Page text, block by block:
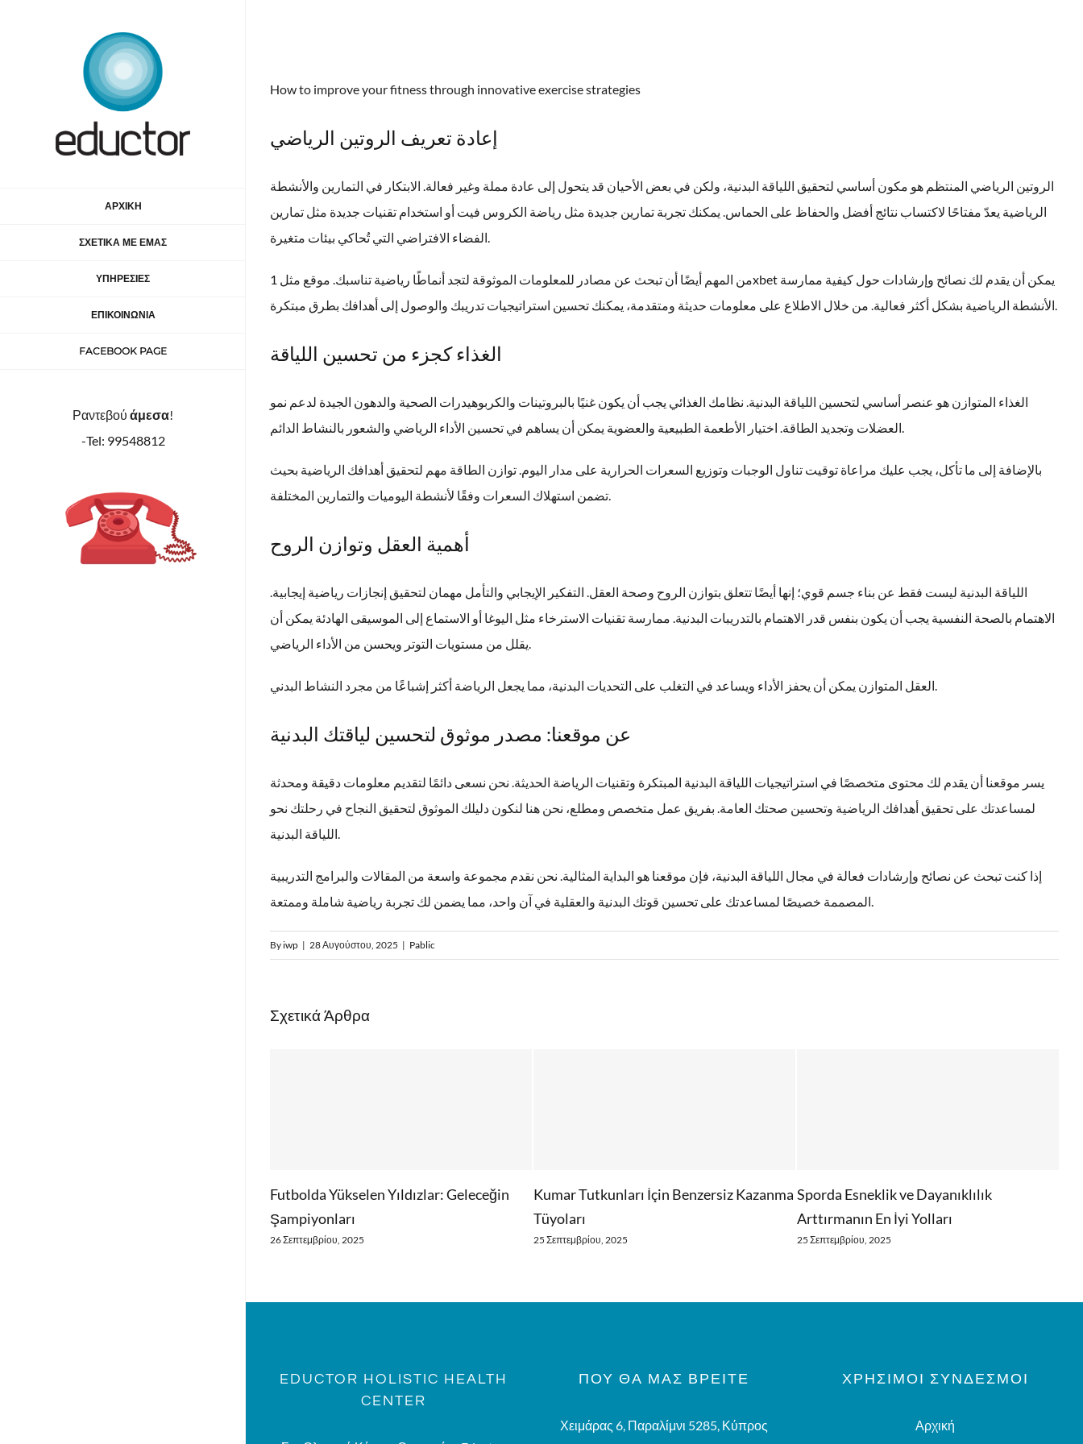
ΑΡΧΙΚΗ
ΣΧΕΤΙΚΑ ΜΕ ΕΜΑΣ
ΥΠΗΡΕΣΙΕΣ
ΕΠΙΚΟΙΝΩΝΙΑ
FACEBOOK PAGE
Ραντεβού άμεσα!
-Tel: 99548812
How to improve your fitness through innovative exercise strategies
إعادة تعريف الروتين الرياضي
الروتين الرياضي المنتظم هو مكون أساسي لتحقيق اللياقة البدنية، ولكن في بعض الأحيان قد يتحول إلى عادة مملة وغير فعالة. الابتكار في التمارين والأنشطة
الرياضية يعدّ مفتاحًا لاكتساب نتائج أفضل والحفاظ على الحماس. يمكنك تجربة تمارين جديدة مثل رياضة الكروس فيت أو استخدام تقنيات جديدة مثل تمارين
الفضاء الافتراضي التي تُحاكي بيئات متغيرة.
من المهم أيضًا أن تبحث عن مصادر للمعلومات الموثوقة لتجد أنماطًا رياضية تناسبك. موقع مثل1xbet
الأنشطة الرياضية بشكل أكثر فعالية. من خلال الاطلاع على معلومات حديثة ومتقدمة، يمكنك تحسين استراتيجيات تدريبك والوصول إلى أهدافك بطرق مبتكرة.
الغذاء كجزء من تحسين اللياقة
الغذاء المتوازن هو عنصر أساسي لتحسين اللياقة البدنية. نظامك الغذائي يجب أن يكون غنيًا بالبروتينات والكربوهيدرات الصحية والدهون الجيدة لدعم نمو
العضلات وتجديد الطاقة. اختيار الأطعمة الطبيعية والعضوية يمكن أن يساهم في تحسين الأداء الرياضي والشعور بالنشاط الدائم.
بالإضافة إلى ما تأكل، يجب عليك مراعاة توقيت تناول الوجبات وتوزيع السعرات الحرارية على مدار اليوم. توازن الطاقة مهم لتحقيق أهدافك الرياضية بحيث
تضمن استهلاك السعرات وفقًا لأنشطة اليوميات والتمارين المختلفة.
أهمية العقل وتوازن الروح
اللياقة البدنية ليست فقط عن بناء جسم قوي؛ إنها أيضًا تتعلق بتوازن الروح وصحة العقل. التفكير الإيجابي والتأمل مهمان لتحقيق إنجازات رياضية إيجابية.
الاهتمام بالصحة النفسية يجب أن يكون بنفس قدر الاهتمام بالتدريبات البدنية. ممارسة تقنيات الاسترخاء مثل اليوغا أو الاستماع إلى الموسيقى الهادئة يمكن أن
يقلل من مستويات التوتر ويحسن من الأداء الرياضي.
العقل المتوازن يمكن أن يحفز الأداء ويساعد في التغلب على التحديات البدنية، مما يجعل الرياضة أكثر إشباعًا من مجرد النشاط البدني.
عن موقعنا: مصدر موثوق لتحسين لياقتك البدنية
يسر موقعنا أن يقدم لك محتوى متخصصًا في استراتيجيات اللياقة البدنية المبتكرة وتقنيات الرياضة الحديثة. نحن نسعى دائمًا لتقديم معلومات دقيقة ومحدثة
لمساعدتك على تحقيق أهدافك الرياضية وتحسين صحتك العامة. بفريق عمل متخصص ومطلع، نحن هنا لنكون دليلك الموثوق لتحقيق النجاح في رحلتك نحو
اللياقة البدنية.
إذا كنت تبحث عن نصائح وإرشادات فعالة في مجال اللياقة البدنية، فإن موقعنا هو البداية المثالية. نحن نقدم مجموعة واسعة من المقالات والبرامج التدريبية
المصممة خصيصًا لمساعدتك على تحسين قوتك البدنية والعقلية في آن واحد، مما يضمن لك تجربة رياضية شاملة وممتعة.
Byiwp | 28 Αυγούστου, 2025 | Pablic
Σχετικά Άρθρα
Futbolda Yükselen Yıldızlar: Geleceğin
Şampiyonları
26 Σεπτεμβρίου, 2025
Kumar Tutkunları İçin Benzersiz Kazanma
Tüyoları
25 Σεπτεμβρίου, 2025
Sporda Esneklik ve Dayanıklılık
Arttırmanın En İyi Yolları
25 Σεπτεμβρίου, 2025
EDUCTOR HOLISTIC HEALTH
CENTER
ΠΟΥ ΘΑ ΜΑΣ ΒΡΕΊΤΕ
Χειμάρας 6, Παραλίμνι 5285, Κύπρος
ΧΡΗΣΙΜΟΙ ΣΥΝΔΕΣΜΟΙ
Αρχική